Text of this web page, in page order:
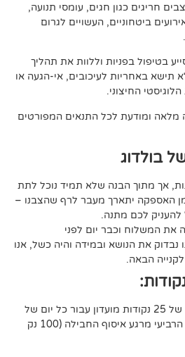
עומסי תנועה,
העשויים לגרום
את תהליך
אי-הגעה או
התנאים המפורטים
שלא תמיד נוכל לתת
מעבר לרף שהצבנו –
לפני
והיה כשל, אנו
של 25 נקודות מועדון עבור כל יום של
המתנה, החל מיום העסקים הרביעי מרגע איסוף החבילה (100 נק